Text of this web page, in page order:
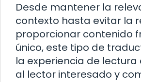
Desde mantener la
contexto hasta evitar la
proporcionar contenido
único, este tipo de
la experiencia de
al lector interesado y